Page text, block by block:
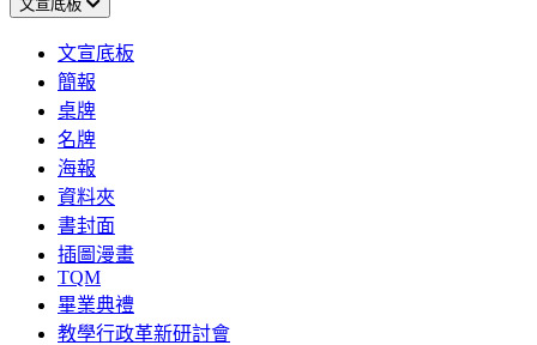
文宣底板
文宣底板
簡報
桌牌
名牌
海報
資料夾
書封面
插圖漫畫
TQM
畢業典禮
教學行政革新研討會